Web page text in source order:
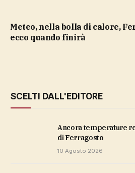
Meteo, nella bolla di calore, Ferragosto a 40 gradi,
ecco quando finirà
SCELTI DALL'EDITORE
Ancora temperature record per la settimana
di Ferragosto
10 Agosto 2026